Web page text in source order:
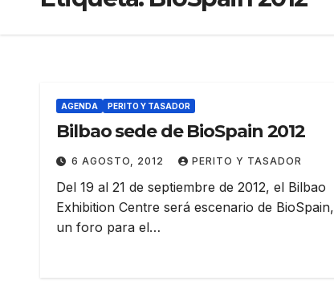
AGENDA PERITO Y TASADOR
Bilbao sede de BioSpain 2012
6 AGOSTO, 2012 PERITO Y TASADOR
Del 19 al 21 de septiembre de 2012, el Bilbao
Exhibition Centre será escenario de BioSpain,
un foro para el…